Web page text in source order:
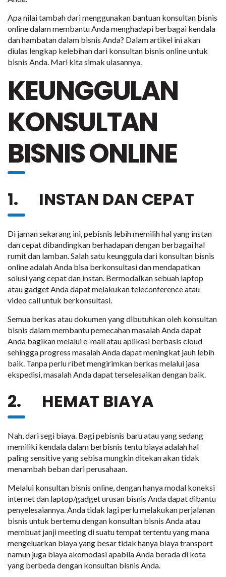
Apa nilai tambah dari menggunakan bantuan konsultan bisnis
online dalam membantu Anda menghadapi berbagai kendala
dan hambatan dalam bisnis Anda? Dalam artikel ini akan
diulas lengkap kelebihan dari konsultan bisnis online untuk
bisnis Anda. Mari kita simak ulasannya.
KEUNGGULAN
KONSULTAN
BISNIS ONLINE
1. INSTAN DAN CEPAT
Di jaman sekarang ini, pebisnis lebih memilih hal yang instan
dan cepat dibandingkan berhadapan dengan berbagai hal
rumit dan lamban. Salah satu keunggula dari konsultan bisnis
online adalah Anda bisa berkonsultasi dan mendapatkan
solusi yang cepat dan instan. Bermodalkan sebuah laptop
atau gadget Anda dapat melakukan teleconference atau
video call untuk berkonsultasi.
Semua berkas atau dokumen yang dibutuhkan oleh konsultan
bisnis dalam membantu pemecahan masalah Anda dapat
Anda bagikan melalui e-mail atau aplikasi berbasis cloud
sehingga progress masalah Anda dapat meningkat jauh lebih
baik. Tanpa perlu ribet mengirimkan berkas melalui jasa
ekspedisi, masalah Anda dapat terselesaikan dengan baik.
2. HEMAT BIAYA
Nah, dari segi biaya. Bagi pebisnis baru atau yang sedang
memiliki kendala dalam berbisnis tentu biaya adalah hal
paling sensitive yang sebisa mungkin ditekan akan tidak
menambah beban dari perusahaan.
Melalui konsultan bisnis online, dengan hanya modal koneksi
internet dan laptop/gadget urusan bisnis Anda dapat dibantu
penyelesaiannya. Anda tidak lagi perlu melakukan perjalanan
bisnis untuk bertemu dengan konsultan bisnis Anda atau
membuat janji meeting di suatu tempat tertentu yang mana
mengeluarkan biaya yang besar tidak hanya biaya transport
namun juga biaya akomodasi apabila Anda berada di kota
yang berbeda dengan konsultan bisnis Anda.